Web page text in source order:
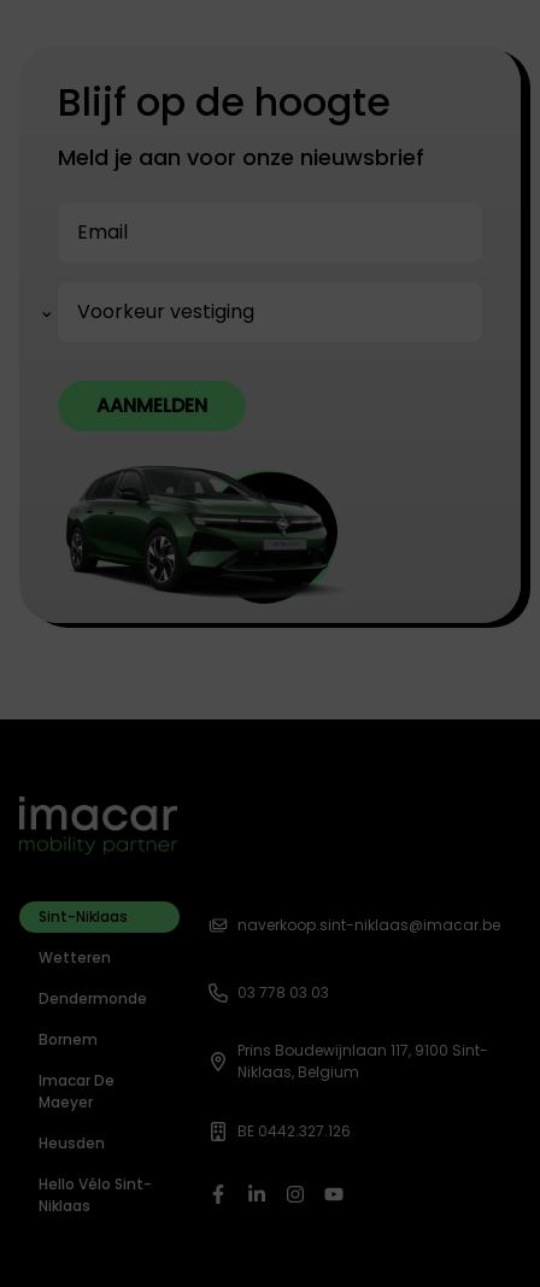
Blijf op de hoogte
Meld je aan voor onze nieuwsbrief
AANMELDEN
Sint-Niklaas
Wetteren
Dendermonde
Bornem
Imacar De
Maeyer
Heusden
Hello Vélo Sint-
Niklaas
naverkoop.sint-niklaas@imacar.be
03 778 03 03
Prins Boudewijnlaan 117, 9100 Sint-
Niklaas, Belgium
BE 0442.327.126